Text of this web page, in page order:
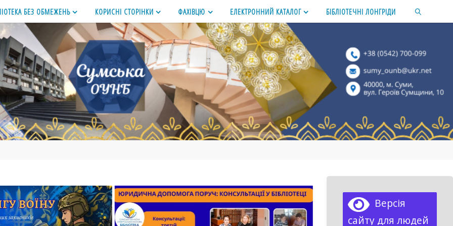
БЕЗ ОБМЕЖЕНЬ КОРИСНІ СТОРІНКИ ФАХІВЦЮ ЕЛЕКТРОННИЙ КАТАЛОГ БІБЛІОТЕЧНІ ЛОНГРІДИ
Версія
сайту для людей